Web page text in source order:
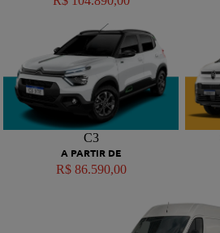
C3
A PARTIR DE
R$ 86.590,00